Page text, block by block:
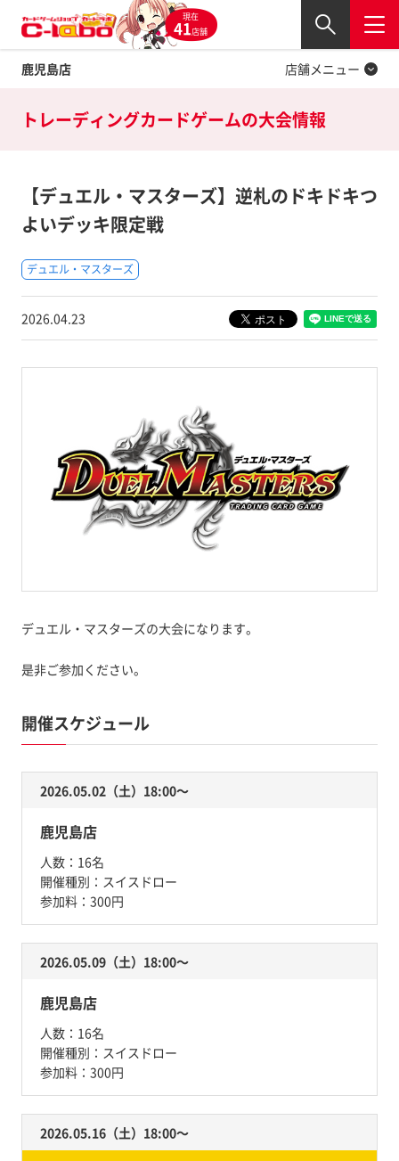
現在
41店舗
鹿児島店
閉じる
店舗メニュー
Twitter
トレーディングカードゲームの大会情報
【デュエル・マスターズ】逆札のドキドキつ
よいデッキ限定戦
デュエル・マスターズ
2026.04.23
デュエル・マスターズの大会になります。
是非ご参加ください。
開催スケジュール
2026.05.02（土）18:00〜
鹿児島店
人数： 16名
開催種別： スイスドロー
参加料： 300円
2026.05.09（土）18:00〜
鹿児島店
人数： 16名
開催種別： スイスドロー
参加料： 300円
2026.05.16（土）18:00〜